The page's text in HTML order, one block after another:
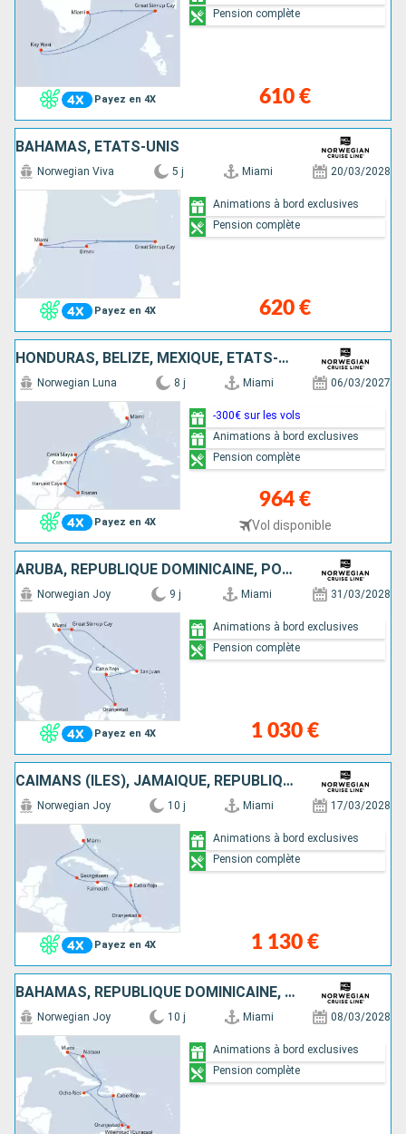
Payez en 4X 610 €
Pension complète
BAHAMAS, ÉTATS-UNIS
Payez en 4X
Norwegian Viva 5 j Miami 20/03/2028
620 €
Animations à bord exclusives
Pension complète
HONDURAS, BELIZE, MEXIQUE, ÉTATS-UNIS
Payez en 4X
Norwegian Luna 8 j Miami 06/03/2027
964 €
Vol disponible
-300€ sur les vols
Animations à bord exclusives
Pension complète
ARUBA, RÉPUBLIQUE DOMINICAINE, PORTO RICO, BAHAMAS, ÉTATS-UNIS
Payez en 4X
Norwegian Joy 9 j Miami 31/03/2028
1 030 €
Animations à bord exclusives
Pension complète
CAÏMANS (ÎLES), JAMAÏQUE, RÉPUBLIQUE DOMINICAINE, ARUBA, ÉTATS-UNIS
Payez en 4X
Norwegian Joy 10 j Miami 17/03/2028
1 130 €
Animations à bord exclusives
Pension complète
BAHAMAS, RÉPUBLIQUE DOMINICAINE, ARUBA, JAMAÏQUE, ÉTATS-UNIS
Norwegian Joy 10 j Miami 08/03/2028
Animations à bord exclusives
Pension complète